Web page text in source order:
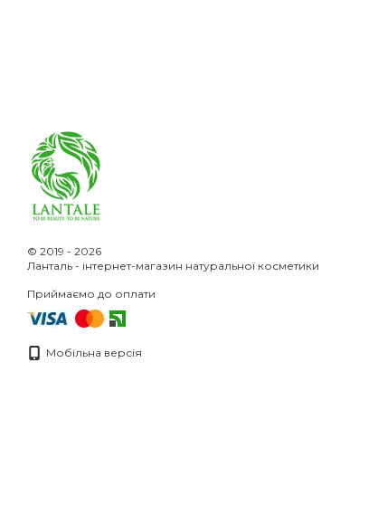
© 2019 - 2026
Ланталь - інтернет-магазин натуральної косметики
Приймаємо до оплати
Мобільна версія